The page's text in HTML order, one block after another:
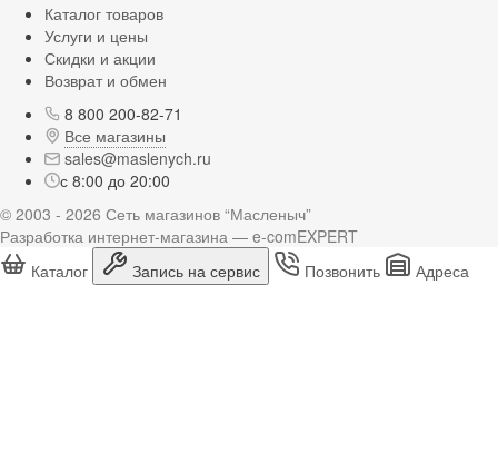
Каталог товаров
Услуги и цены
Скидки и акции
Возврат и обмен
8 800 200-82-71
Все магазины
sales@maslenych.ru
с 8:00 до 20:00
© 2003 - 2026 Сеть магазинов “Масленыч”
Разработка интернет-магазина — e-comEXPERT
Каталог
Запись на сервис Позвонить Адреса